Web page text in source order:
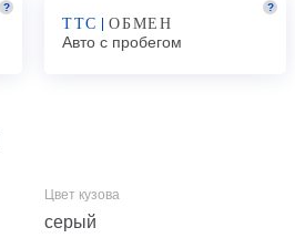
?
ТТС ОБМЕН
Авто с пробегом
?
серый